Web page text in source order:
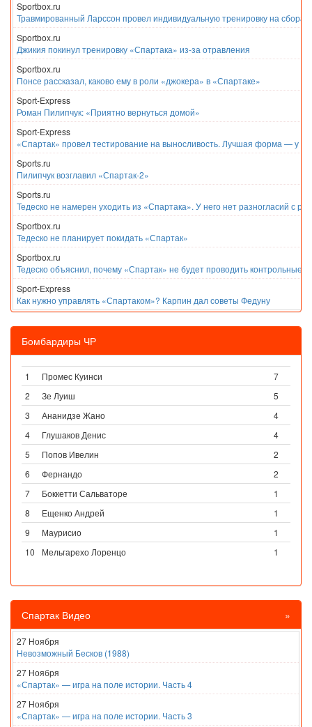
Sportbox.ru
Травмированный Ларссон провел индивидуальную тренировку на
Sportbox.ru
Джикия покинул тренировку «Спартака» из-за отравления
Sportbox.ru
Понсе рассказал, каково ему в роли «джокера» в «Спартаке»
Sport-Express
Роман Пилипчук: «Приятно вернуться домой»
Sport-Express
«Спартак» провел тестирование на выносливость. Лучшая форма — у
Sports.ru
Пилипчук возглавил «Спартак-2»
Sports.ru
Тедеско не намерен уходить из «Спартака». У него нет разногласий с
Sportbox.ru
Тедеско не планирует покидать «Спартак»
Sportbox.ru
Тедеско объяснил, почему «Спартак» не будет проводить контрольные
Sport-Express
Как нужно управлять «Спартаком»? Карпин дал советы Федуну
Бомбардиры ЧР
1 Промес Куинси
7
2
Зе Луиш
5
3
Ананидзе Жано
4
4
Глушаков Денис
4
5
Попов Ивелин
2
6
Фернандо
2
7
Боккетти Сальваторе
1
8
Ещенко Андрей
1
9
Маурисио
1
10
Мельгарехо Лоренцо 1
Спартак Видео »
27 Ноября
Невозможный Бесков (1988)
27 Ноября
«Спартак» — игра на поле истории. Часть 4
27 Ноября
«Спартак» — игра на поле истории. Часть 3